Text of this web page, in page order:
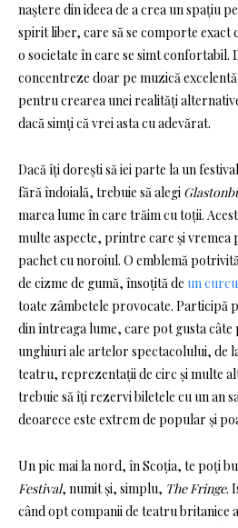
naștere din ideea de a crea un spațiu
spirit liber, care să se comporte exact
o societate în care se simt confortabil.
concentreze doar pe muzică
pentru crearea unei realități
dacă simți că vrei asta cu adevărat.
Dacă îți dorești să iei parte la un
fără îndoială, trebuie să alegi
marea lume în care trăim cu toții.
multe aspecte, printre care și vremea
pachet cu noroiul. O emblemă
de cizme de gumă, însoțită de un
toate zâmbetele provocate. Participă
din întreaga lume, care pot gusta
unghiuri ale artelor spectacolului, de
teatru, reprezentații de circ și multe
trebuie să îți rezervi biletele cu un an
deoarece este extrem de popular și
Un pic mai la nord, în Scoția, te poți
Festival, numit și, simplu, The Fringe.
când opt companii de teatru britanice